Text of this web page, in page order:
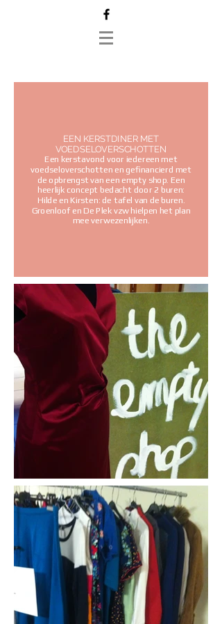
EEN KERSTDINER MET
VOEDSELOVERSCHOTTEN
Een kerstavond voor iedereen met
voedseloverschotten en gefinancierd met
de opbrengst van een empty shop. Een
heerlijk concept bedacht door 2 buren:
Hilde en Kirsten: de tafel van de buren.
Groenloof en De Plek vzw hielpen het plan
mee verwezenlijken.